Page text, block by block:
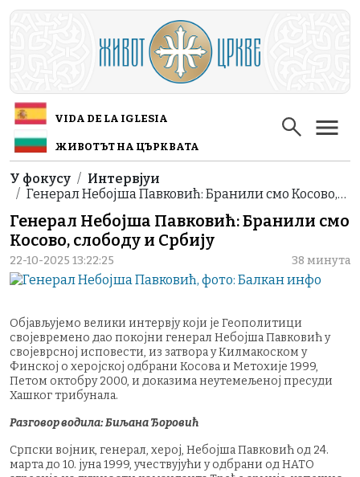
Skip to main content
VIDA DE LA IGLESIA
ЖИВОТЪТ НА ЦЪРКВАТА
Breadcrumb
У фокусу
Интервјуи
Генерал Небојша Павковић: Бранили смо Косово,…
Генерал Небојша Павковић: Бранили смо
Косово, слободу и Србију
22-10-2025 13:22:25 38 минута
Објављујемо велики интервју који је Геополитици
својевремено дао покојни генерал Небојша Павковић у
својеврсној исповести, из затвора у Килмакоском у
Финској о херојској одбрани Косова и Метохије 1999,
Петом октобру 2000, и доказима неутемељеној пресуди
Хашког трибунала.
Разговор водила: Биљана Ђоровић
Српски војник, генерал, херој, Небојша Павковић од 24.
марта до 10. јуна 1999, учествујући у одбрани од НАТО